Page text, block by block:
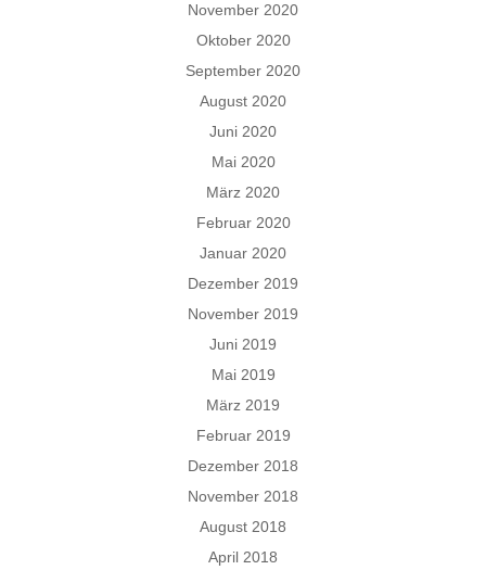
November 2020
Oktober 2020
September 2020
August 2020
Juni 2020
Mai 2020
März 2020
Februar 2020
Januar 2020
Dezember 2019
November 2019
Juni 2019
Mai 2019
März 2019
Februar 2019
Dezember 2018
November 2018
August 2018
April 2018